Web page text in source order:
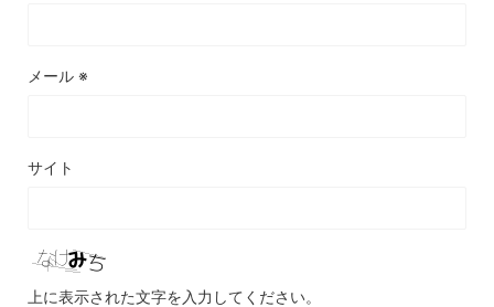
メール ※
サイト
上に表示された文字を入力してください。